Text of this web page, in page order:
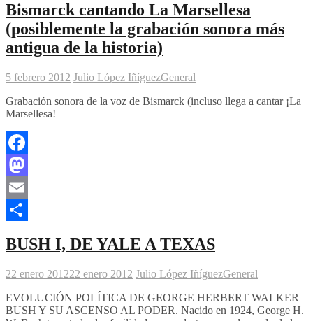
Bismarck cantando La Marsellesa
(posiblemente la grabación sonora más
antigua de la historia)
5 febrero 2012 Julio López IñíguezGeneral
Grabación sonora de la voz de Bismarck (incluso llega a cantar ¡La
Marsellesa!
Facebook
Mastodon
Email
BUSH I, DE YALE A TEXAS
22 enero 201222 enero 2012 Julio López IñíguezGeneral
EVOLUCIÓN POLÍTICA DE GEORGE HERBERT WALKER
BUSH Y SU ASCENSO AL PODER. Nacido en 1924, George H.